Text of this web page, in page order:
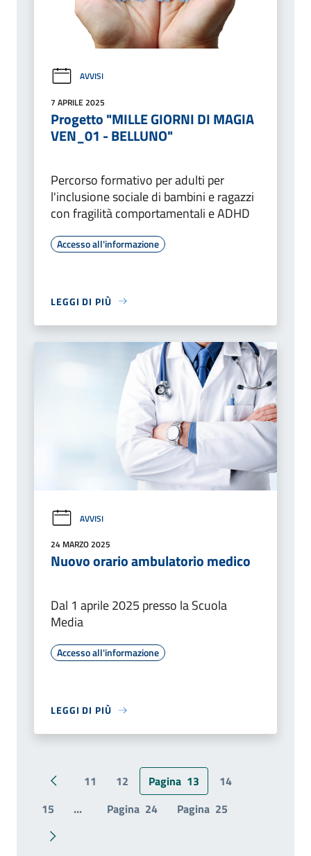
AVVISI
7 APRILE 2025
Progetto "MILLE GIORNI DI MAGIA
VEN_01 - BELLUNO"
Percorso formativo per adulti per
l'inclusione sociale di bambini e ragazzi
con fragilità comportamentali e ADHD
Accesso all'informazione
LEGGI DI PIÙ
AVVISI
24 MARZO 2025
Nuovo orario ambulatorio medico
Dal 1 aprile 2025 presso la Scuola
Media
Accesso all'informazione
LEGGI DI PIÙ
Pagina precedente
11 12 Pagina 13
14
15
... Pagina 24 Pagina 25
Pagina successiva